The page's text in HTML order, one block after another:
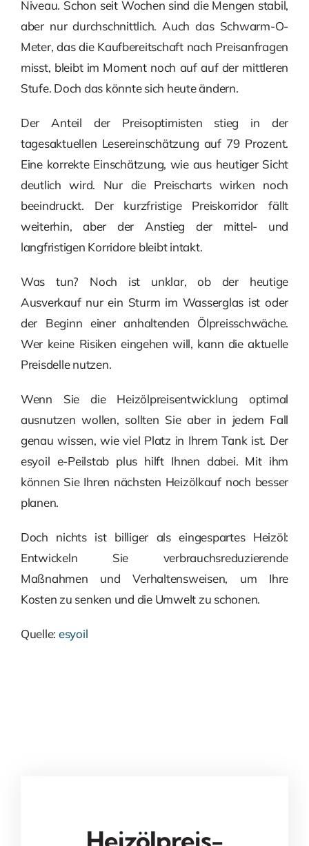
Niveau. Schon seit Wochen sind die Mengen stabil,
aber nur durchschnittlich. Auch das Schwarm-O-
Meter, das die Kaufbereitschaft nach Preisanfragen
misst, bleibt im Moment noch auf auf der mittleren
Stufe. Doch das könnte sich heute ändern.
Der Anteil der Preisoptimisten stieg in der
tagesaktuellen Lesereinschätzung auf 79 Prozent.
Eine korrekte Einschätzung, wie aus heutiger Sicht
deutlich wird. Nur die Preischarts wirken noch
beeindruckt. Der kurzfristige Preiskorridor fällt
weiterhin, aber der Anstieg der mittel- und
langfristigen Korridore bleibt intakt.
Was tun? Noch ist unklar, ob der heutige
Ausverkauf nur ein Sturm im Wasserglas ist oder
der Beginn einer anhaltenden Ölpreisschwäche.
Wer keine Risiken eingehen will, kann die aktuelle
Preisdelle nutzen.
Wenn Sie die Heizölpreisentwicklung optimal
ausnutzen wollen, sollten Sie aber in jedem Fall
genau wissen, wie viel Platz in Ihrem Tank ist. Der
esyoil e-Peilstab plus hilft Ihnen dabei. Mit ihm
können Sie Ihren nächsten Heizölkauf noch besser
planen.
Doch nichts ist billiger als eingespartes Heizöl:
Entwickeln Sie verbrauchsreduzierende
Maßnahmen und Verhaltensweisen, um Ihre
Kosten zu senken und die Umwelt zu schonen.
Quelle: esyoil